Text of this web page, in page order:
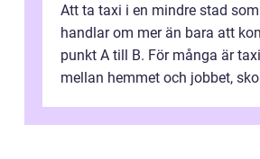
Att ta taxi i en mindre stad
handlar om mer än bara att
punkt A till B. För många är
mellan hemmet och jobbet,